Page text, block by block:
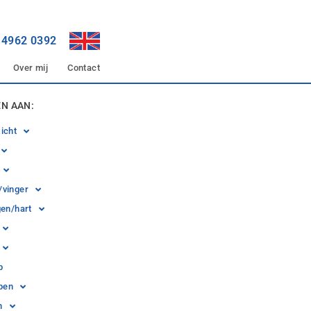
0392
Over mij Contact
AAN:
hart